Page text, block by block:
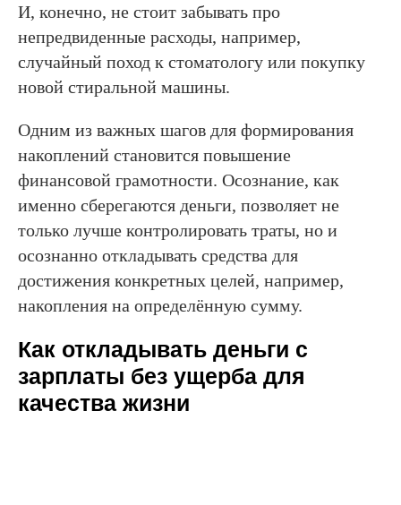
И, конечно, не стоит забывать про
непредвиденные расходы, например,
случайный поход к стоматологу или покупку
новой стиральной машины.
Одним из важных шагов для формирования
накоплений становится повышение
финансовой грамотности. Осознание, как
именно сберегаются деньги, позволяет не
только лучше контролировать траты, но и
осознанно откладывать средства для
достижения конкретных целей, например,
накопления на определённую сумму.
Как откладывать деньги с
зарплаты без ущерба для
качества жизни